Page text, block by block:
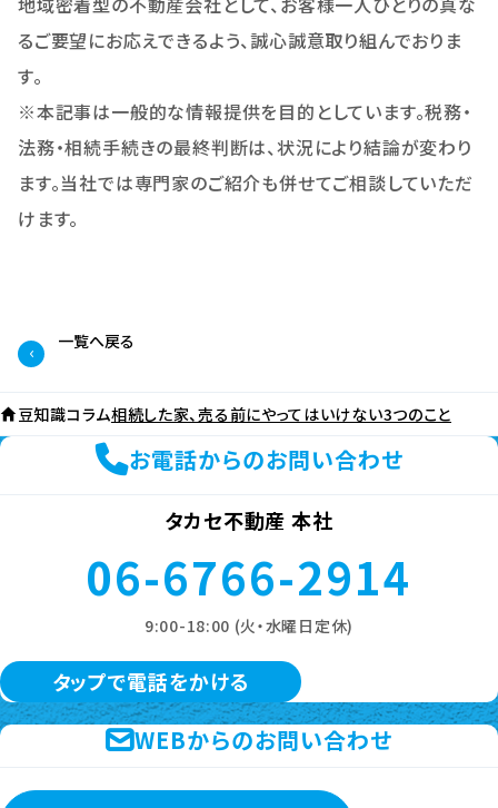
るご要望にお応えできるよう、誠心誠意取り組んでおりま
す。
※本記事は一般的な情報提供を目的としています。税務・
法務・相続手続きの最終判断は、状況により結論が変わり
ます。当社では専門家のご紹介も併せてご相談していただ
けます。
一覧へ戻る
豆知識コラム相続した家、売る前にやってはいけない3つのこと
お電話からのお問い合わせ
タカセ不動産 本社
06-6766-2914
9:00-18:00 (火・水曜日定休)
タップで電話をかける
WEBからのお問い合わせ